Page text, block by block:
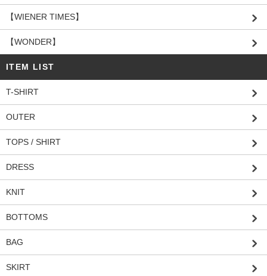
【WIENER TIMES】
【WONDER】
ITEM LIST
T-SHIRT
OUTER
TOPS / SHIRT
DRESS
KNIT
BOTTOMS
BAG
SKIRT